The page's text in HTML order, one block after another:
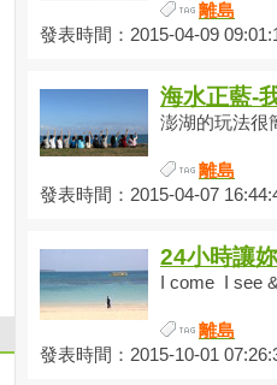
離島
發表時間：2015-04-09
海水正藍-
澎湖的玩法很
離島
發表時間：2015-04-07
24小時讓
I come I see
離島
發表時間：2015-10-01